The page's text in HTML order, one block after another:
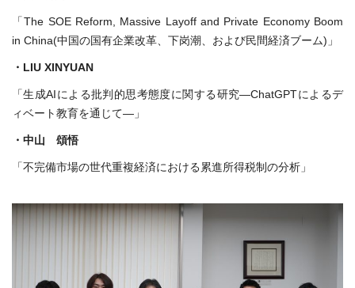
「The SOE Reform, Massive Layoff and Private Economy Boom
in China(中国の国有企業改革、下岗潮、および民間経済ブーム)」
・LIU XINYUAN
「生成AIによる批判的思考態度に関する研究—ChatGPTによるデ
ィベート教育を通じて—」
・中山 頌悟
「不完備市場の世代重複経済における累進所得税制の分析」